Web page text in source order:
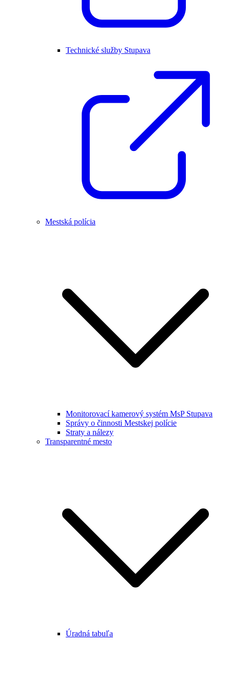
Technické služby Stupava
Mestská polícia
Monitorovací kamerový systém MsP Stupava
Správy o činnosti Mestskej polície
Straty a nálezy
Transparentné mesto
Úradná tabuľa